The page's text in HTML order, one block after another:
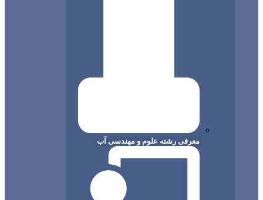
معرفی رشته علوم و مهندسی آب